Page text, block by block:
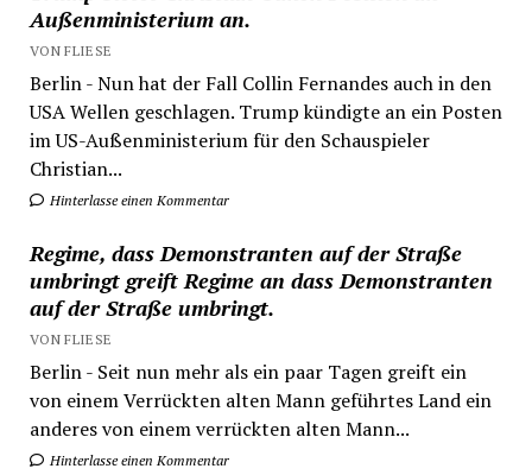
Außenministerium an.
VON FLIESE
Berlin - Nun hat der Fall Collin Fernandes auch in den
USA Wellen geschlagen. Trump kündigte an ein Posten
im US-Außenministerium für den Schauspieler
Christian...
Hinterlasse einen Kommentar
Regime, dass Demonstranten auf der Straße
umbringt greift Regime an dass Demonstranten
auf der Straße umbringt.
VON FLIESE
Berlin - Seit nun mehr als ein paar Tagen greift ein
von einem Verrückten alten Mann geführtes Land ein
anderes von einem verrückten alten Mann...
Hinterlasse einen Kommentar